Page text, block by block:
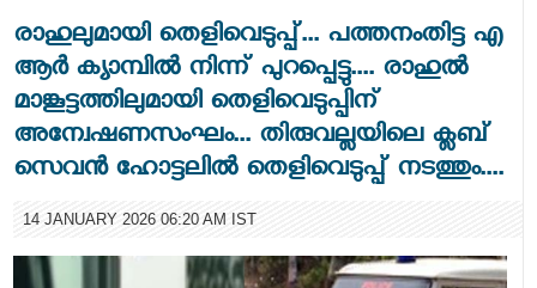
രാഹുലുമായി തെളിവെടുപ്പ്... പത്തനംതിട്ട എ
ആർ ക്യാമ്പിൽ നിന്ന് പുറപ്പെട്ടു.... രാഹുൽ
മാങ്കൂട്ടത്തിലുമായി തെളിവെടുപ്പിന്
അന്വേഷണസംഘം... തിരുവല്ലയിലെ ക്ലബ്
സെവൻ ഹോട്ടലിൽ തെളിവെടുപ്പ് നടത്തും....
14 JANUARY 2026 06:20 AM IST